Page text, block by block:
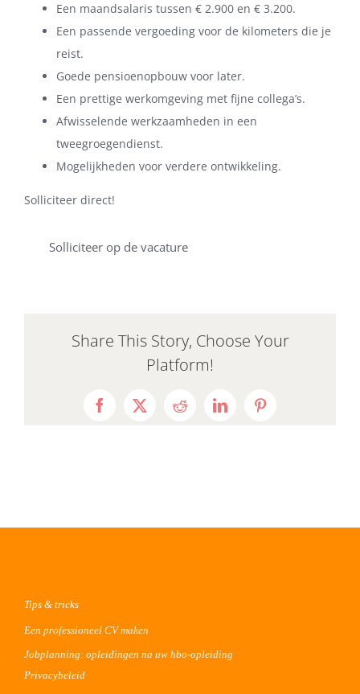
Een maandsalaris tussen € 2.900 en € 3.200.
Een passende vergoeding voor de kilometers die je
reist.
Goede pensioenopbouw voor later.
Een prettige werkomgeving met fijne collega’s.
Afwisselende werkzaamheden in een
tweegroegendienst.
Mogelijkheden voor verdere ontwikkeling.
Solliciteer direct!
Solliciteer op de vacature
Share This Story, Choose Your
Platform!
Facebook
X RedditLinkedInPinterest
Tips & tricks
Een professioneel CV maken
Jobplanning: opleidingen na uw hbo-opleiding
Privacybeleid